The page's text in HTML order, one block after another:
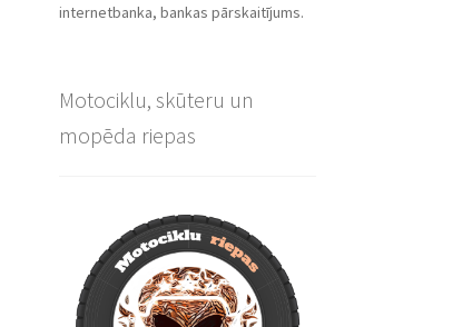
internetbanka, bankas pārskaitījums.
Motociklu, skūteru un
mopēda riepas